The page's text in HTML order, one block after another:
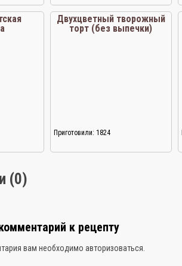
Двухцветный творожный
торт (без выпечки)
Приготовили: 1824
(0)
к рецепту
вам необходимо авторизоваться